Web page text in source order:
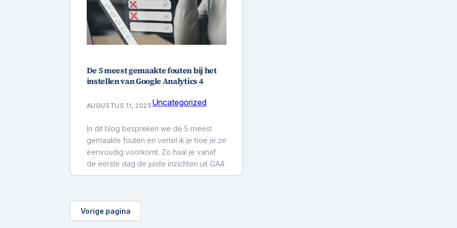
De 5 meest gemaakte fouten bij het
instellen van Google Analytics 4
AUGUSTUS 11, 2025Uncategorized
In dit blog bespreken we de 5 meest
gemaakte fouten en vertel ik je hoe je ze
eenvoudig voorkomt. Zo haal je vanaf
de eerste dag de juiste inzichten uit GA4.
Vorige pagina